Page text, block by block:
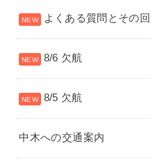
よくある質問とその
8/6 欠航
8/5 欠航
中木への交通案内